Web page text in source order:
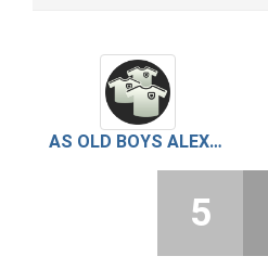
AS OLD BOYS ALEXANDRIA
5